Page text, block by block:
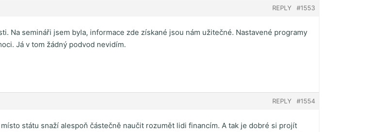
#1553
REPLY
Na semináři jsem byla, informace zde získané jsou nám užitečné. Nastavené programy
Já v tom žádný podvod nevidím.
#1554
REPLY
státu snaží alespoň částečně naučit rozumět lidi financím. A tak je dobré si projít